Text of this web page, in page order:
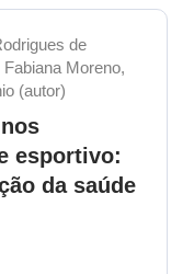
de
Moreno,
(autor)
esportivo:
da saúde